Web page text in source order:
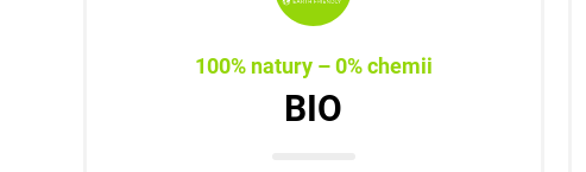
100% natury – 0% chemii
BIO